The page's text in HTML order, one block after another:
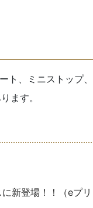
ト、ミニストップ
ます。
新登場！！（eプリ